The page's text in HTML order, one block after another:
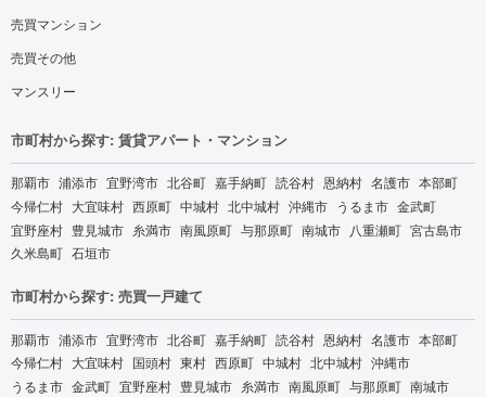
売買マンション
売買その他
マンスリー
市町村から探す: 賃貸アパート・マンション
那覇市 浦添市 宜野湾市 北谷町 嘉手納町 読谷村 恩納村 名護市 本部町
今帰仁村 大宜味村 西原町 中城村 北中城村 沖縄市 うるま市 金武町
宜野座村 豊見城市 糸満市 南風原町 与那原町 南城市 八重瀬町 宮古島市
久米島町 石垣市
市町村から探す: 売買一戸建て
那覇市 浦添市 宜野湾市 北谷町 嘉手納町 読谷村 恩納村 名護市 本部町
今帰仁村 大宜味村 国頭村 東村 西原町 中城村 北中城村 沖縄市
うるま市 金武町 宜野座村 豊見城市 糸満市 南風原町 与那原町 南城市